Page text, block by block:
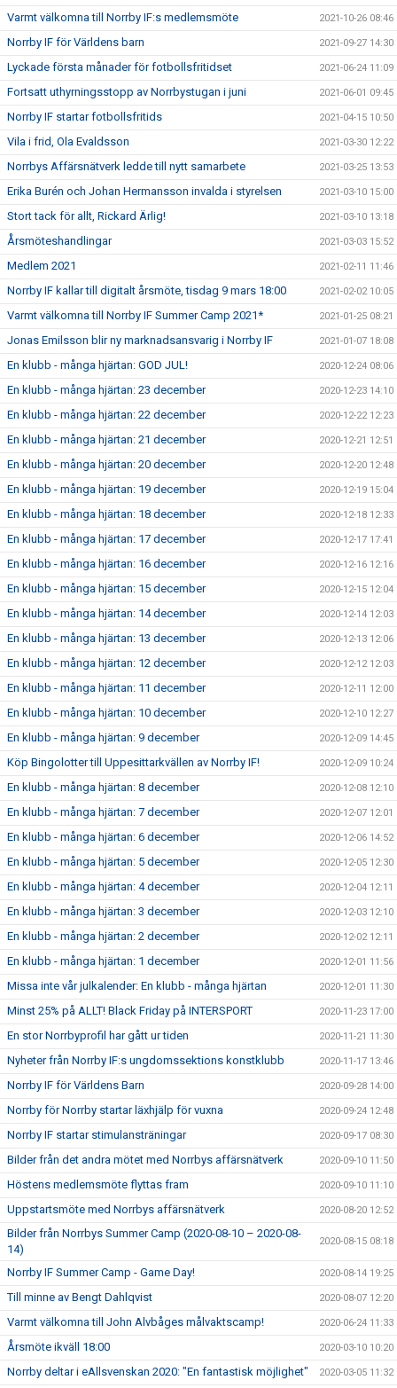
Varmt välkomna till Norrby IF:s medlemsmöte 2021-10-26 08:46
Norrby IF för Världens barn 2021-09-27 14:30
Lyckade första månader för fotbollsfritidset 2021-06-24 11:09
Fortsatt uthyrningsstopp av Norrbystugan i juni 2021-06-01 09:45
Norrby IF startar fotbollsfritids 2021-04-15 10:50
Vila i frid, Ola Evaldsson 2021-03-30 12:22
Norrbys Affärsnätverk ledde till nytt samarbete 2021-03-25 13:53
Erika Burén och Johan Hermansson invalda i styrelsen 2021-03-10 15:00
Stort tack för allt, Rickard Ärlig! 2021-03-10 13:18
Årsmöteshandlingar 2021-03-03 15:52
Medlem 2021 2021-02-11 11:46
Norrby IF kallar till digitalt årsmöte, tisdag 9 mars 18:00 2021-02-02 10:05
Varmt välkomna till Norrby IF Summer Camp 2021* 2021-01-25 08:21
Jonas Emilsson blir ny marknadsansvarig i Norrby IF 2021-01-07 18:08
En klubb - många hjärtan: GOD JUL! 2020-12-24 08:06
En klubb - många hjärtan: 23 december 2020-12-23 14:10
En klubb - många hjärtan: 22 december 2020-12-22 12:23
En klubb - många hjärtan: 21 december 2020-12-21 12:51
En klubb - många hjärtan: 20 december 2020-12-20 12:48
En klubb - många hjärtan: 19 december 2020-12-19 15:04
En klubb - många hjärtan: 18 december 2020-12-18 12:33
En klubb - många hjärtan: 17 december 2020-12-17 17:41
En klubb - många hjärtan: 16 december 2020-12-16 12:16
En klubb - många hjärtan: 15 december 2020-12-15 12:04
En klubb - många hjärtan: 14 december 2020-12-14 12:03
En klubb - många hjärtan: 13 december 2020-12-13 12:06
En klubb - många hjärtan: 12 december 2020-12-12 12:03
En klubb - många hjärtan: 11 december 2020-12-11 12:00
En klubb - många hjärtan: 10 december 2020-12-10 12:27
En klubb - många hjärtan: 9 december 2020-12-09 14:45
Köp Bingolotter till Uppesittarkvällen av Norrby IF! 2020-12-09 10:24
En klubb - många hjärtan: 8 december 2020-12-08 12:10
En klubb - många hjärtan: 7 december 2020-12-07 12:01
En klubb - många hjärtan: 6 december 2020-12-06 14:52
En klubb - många hjärtan: 5 december 2020-12-05 12:30
En klubb - många hjärtan: 4 december 2020-12-04 12:11
En klubb - många hjärtan: 3 december 2020-12-03 12:10
En klubb - många hjärtan: 2 december 2020-12-02 12:11
En klubb - många hjärtan: 1 december 2020-12-01 11:56
Missa inte vår julkalender: En klubb - många hjärtan 2020-12-01 11:30
Minst 25% på ALLT! Black Friday på INTERSPORT 2020-11-23 17:00
En stor Norrbyprofil har gått ur tiden 2020-11-21 11:30
Nyheter från Norrby IF:s ungdomssektions konstklubb 2020-11-17 13:46
Norrby IF för Världens Barn 2020-09-28 14:00
Norrby för Norrby startar läxhjälp för vuxna 2020-09-24 12:48
Norrby IF startar stimulansträningar 2020-09-17 08:30
Bilder från det andra mötet med Norrbys affärsnätverk 2020-09-10 11:50
Höstens medlemsmöte flyttas fram 2020-09-10 11:10
Uppstartsmöte med Norrbys affärsnätverk 2020-08-20 12:52
Bilder från Norrbys Summer Camp (2020-08-10 – 2020-08-
14)
2020-08-15 08:18
Norrby IF Summer Camp - Game Day! 2020-08-14 19:25
Till minne av Bengt Dahlqvist 2020-08-07 12:20
Varmt välkomna till John Alvbåges målvaktscamp! 2020-06-24 11:33
Årsmöte ikväll 18:00 2020-03-10 10:20
Norrby deltar i eAllsvenskan 2020: "En fantastisk möjlighet" 2020-03-05 11:32